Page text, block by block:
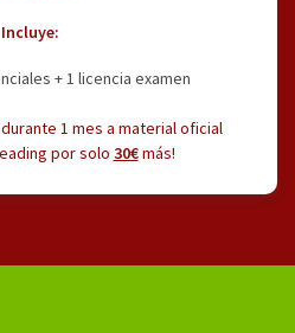
Incluye:
+ 1 licencia examen
1 mes a material oficial
por solo 30€más!